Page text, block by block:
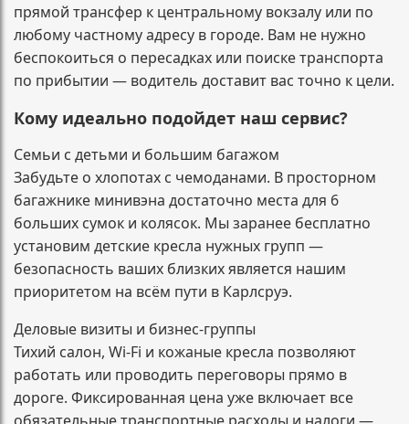
прямой трансфер к центральному вокзалу или по
любому частному адресу в городе. Вам не нужно
беспокоиться о пересадках или поиске транспорта
по прибытии — водитель доставит вас точно к цели.
Кому идеально подойдет наш сервис?
Семьи с детьми и большим багажом
Забудьте о хлопотах с чемоданами. В просторном
багажнике минивэна достаточно места для 6
больших сумок и колясок. Мы заранее бесплатно
установим детские кресла нужных групп —
безопасность ваших близких является нашим
приоритетом на всём пути в Карлсруэ.
Деловые визиты и бизнес-группы
Тихий салон, Wi-Fi и кожаные кресла позволяют
работать или проводить переговоры прямо в
дороге. Фиксированная цена уже включает все
обязательные транспортные расходы и налоги —